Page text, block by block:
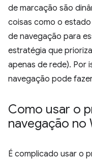
de marcação são
coisas como o
de navegação para
estratégia que
apenas de rede). Por
navegação pode
Como usar o
navegação no
É complicado usar o